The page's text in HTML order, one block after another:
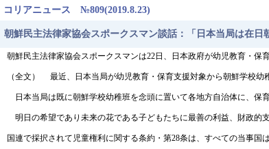
コリアニュース №809(2019.8.23)
朝鮮民主法律家協会スポークスマン談話：「日本当局は在
朝鮮民主法律家協会スポークスマンは22日、日本政府が幼児教育・
（全文） 最近、日本当局が幼児教育・保育支援対象から朝鮮学校幼
日本当局は既に朝鮮学校幼稚班を念頭に置いて各地方自治体に、保
明日の希望であり未来の花である子どもたちに最善の利益、財政的
国連で採択されて児童権利に関する条約・第28条は、すべての当事